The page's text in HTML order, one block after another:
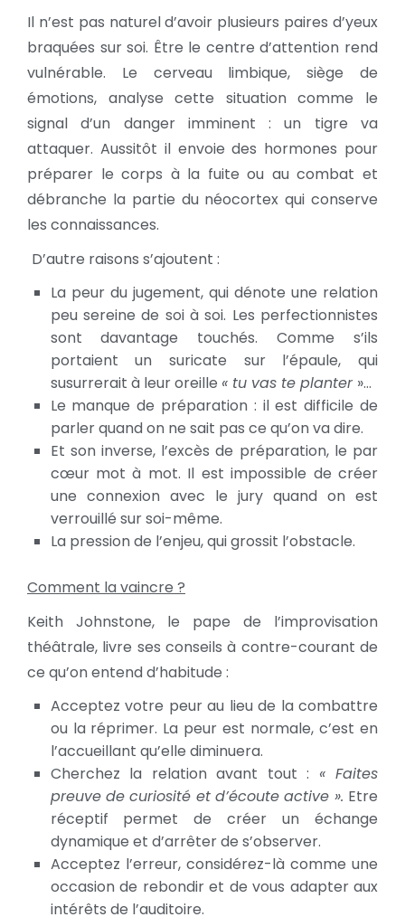
Il n’est pas naturel d’avoir plusieurs paires d’yeux
braquées sur soi. Être le centre d’attention rend
vulnérable. Le cerveau limbique, siège de
émotions, analyse cette situation comme le
signal d’un danger imminent : un tigre va
attaquer. Aussitôt il envoie des hormones pour
préparer le corps à la fuite ou au combat et
débranche la partie du néocortex qui conserve
les connaissances.
D’autre raisons s’ajoutent :
La peur du jugement, qui dénote une relation
peu sereine de soi à soi. Les perfectionnistes
sont davantage touchés. Comme s’ils
portaient un suricate sur l’épaule, qui
susurrerait à leur oreille « tu vas te planter »…
Le manque de préparation : il est difficile de
parler quand on ne sait pas ce qu’on va dire.
Et son inverse, l’excès de préparation, le par
cœur mot à mot. Il est impossible de créer
une connexion avec le jury quand on est
verrouillé sur soi-même.
La pression de l’enjeu, qui grossit l’obstacle.
Comment la vaincre ?
Keith Johnstone, le pape de l’improvisation
théâtrale, livre ses conseils à contre-courant de
ce qu’on entend d’habitude :
Acceptez votre peur au lieu de la combattre
ou la réprimer. La peur est normale, c’est en
l’accueillant qu’elle diminuera.
Cherchez la relation avant tout : « Faites
preuve de curiosité et d’écoute active ». Etre
réceptif permet de créer un échange
dynamique et d’arrêter de s’observer.
Acceptez l’erreur, considérez-là comme une
occasion de rebondir et de vous adapter aux
intérêts de l’auditoire.